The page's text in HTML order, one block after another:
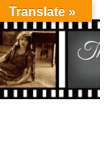
Translate »